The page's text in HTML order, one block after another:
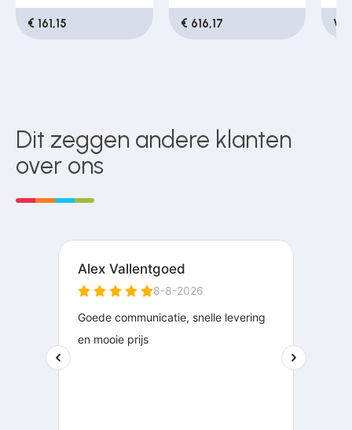
€ 161,15 € 616,17
Dit zeggen andere klanten
over ons